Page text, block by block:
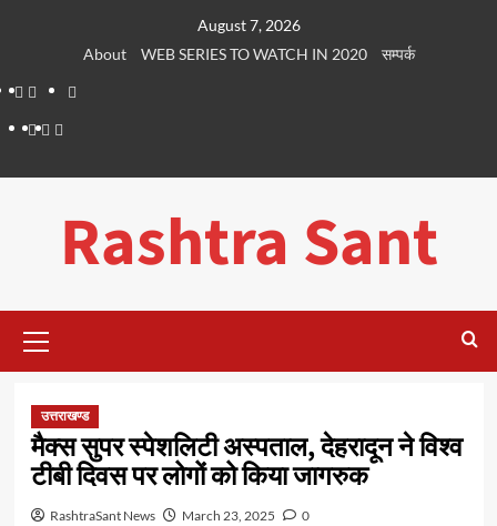
August 7, 2026
About
WEB SERIES TO WATCH IN 2020
सम्पर्क
About
WEB
SERIES
Dehradun
LifePlaces
सम्पर्क
Rashtra Sant
Menu
उत्तराखण्ड
मैक्स सुपर स्पेशलिटी अस्पताल, देहरादून ने विश्व
टीबी दिवस पर लोगों को किया जागरुक
RashtraSant News March 23, 2025 0